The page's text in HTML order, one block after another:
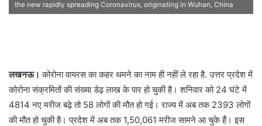
the new rapidly spreading Coronavirus, originating in Wuhan, China
लखनऊ। कोरोना वायरस का कहर थमने का नाम ही नहीं ले रहा है. उत्तर प्रदेश में
कोरोना संक्रमितों की संख्या डेढ़ लाख के पार हो चुकी है। शनिवार को 24 घंटे में
4814 नए मरीज बढ़े तो 58 लोगों की मौत हो गई। राज्य में अब तक 2393 लोगों
की मौत हो चुकी है। प्रदेश में अब तक 1,50,061 मरीज सामने आ चुके हैं। इस